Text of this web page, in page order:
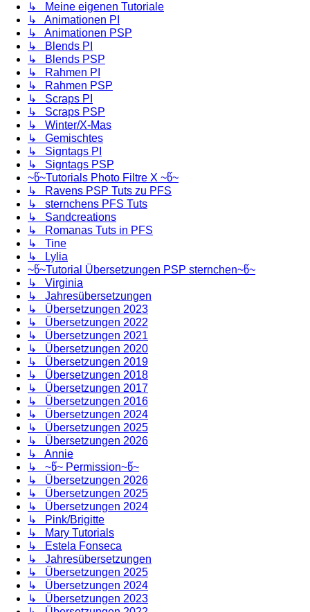
↳ Meine eigenen Tutoriale
↳ Animationen PI
↳ Animationen PSP
↳ Blends PI
↳ Blends PSP
↳ Rahmen PI
↳ Rahmen PSP
↳ Scraps PI
↳ Scraps PSP
↳ Winter/X-Mas
↳ Gemischtes
↳ Signtags PI
↳ Signtags PSP
~წ~Tutorials Photo Filtre X ~წ~
↳ Ravens PSP Tuts zu PFS
↳ sternchens PFS Tuts
↳ Sandcreations
↳ Romanas Tuts in PFS
↳ Tine
↳ Lylia
~წ~Tutorial Übersetzungen PSP sternchen~წ~
↳ Virginia
↳ Jahresübersetzungen
↳ Übersetzungen 2023
↳ Übersetzungen 2022
↳ Übersetzungen 2021
↳ Übersetzungen 2020
↳ Übersetzungen 2019
↳ Übersetzungen 2018
↳ Übersetzungen 2017
↳ Übersetzungen 2016
↳ Übersetzungen 2024
↳ Übersetzungen 2025
↳ Übersetzungen 2026
↳ Annie
↳ ~წ~ Permission~წ~
↳ Übersetzungen 2026
↳ Übersetzungen 2025
↳ Übersetzungen 2024
↳ Pink/Brigitte
↳ Mary Tutorials
↳ Estela Fonseca
↳ Jahresübersetzungen
↳ Übersetzungen 2025
↳ Übersetzungen 2024
↳ Übersetzungen 2023